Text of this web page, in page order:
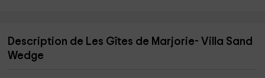
Description de Les Gîtes de Marjorie- Villa Sand
Wedge